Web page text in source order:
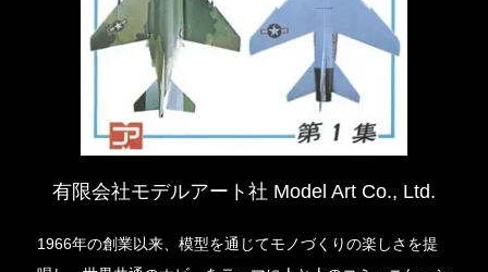
有限会社モデルアート社 Model Art Co., Ltd.
1966年の創業以来、模型を通じてモノづくりの楽しさを提